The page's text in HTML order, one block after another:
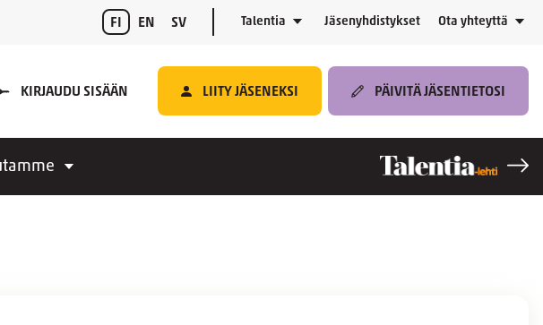
FI EN SV Talentia Jäsenyhdistykset Ota yhteyttä
KIRJAUDU SISÄÄN LIITY JÄSENEKSI PÄIVITÄ JÄSENTIETOSI